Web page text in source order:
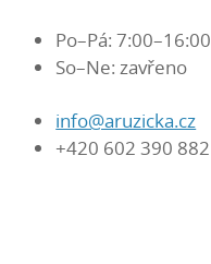
Po–Pá: 7:00–16:00
So–Ne: zavřeno
info@aruzicka.cz
+420 602 390 882